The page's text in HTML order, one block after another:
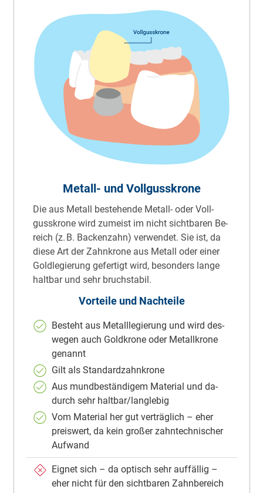
Me­tall- und Voll­guss­kro­ne
Die aus Me­tall be­ste­hen­de Me­tall- oder Voll­
guss­kro­ne wird zu­meist im nicht sicht­ba­ren Be­
reich (z. B. Ba­cken­zahn) ver­wen­det. Sie ist, da
die­se Art der Zahn­kro­ne aus Me­tall oder ei­ner
Gold­le­gie­rung ge­fer­tigt wird, be­son­ders lan­ge
halt­bar und sehr bruch­sta­bil.
Vorteile und Nachteile
Be­steht aus Me­tall­le­gie­rung und wird des­
we­gen auch Gold­kro­ne oder Me­tall­kro­ne
ge­nannt
Gilt als Stan­dard­zahn­kro­ne
Aus mund­be­stän­di­gem Ma­te­ri­al und da­
durch sehr halt­bar/lang­le­big
Vom Ma­te­ri­al her gut ver­träg­lich – eher
preis­wert, da kein gro­ßer zahn­tech­ni­scher
Auf­wand
Eig­net sich – da op­tisch sehr auf­fäl­lig –
eher nicht für den sicht­ba­ren Zahn­be­reich